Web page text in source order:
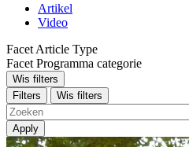
Artikel
Video
Facet Article Type
Facet Programma categorie
Wis filters
Filters
Wis filters
Apply